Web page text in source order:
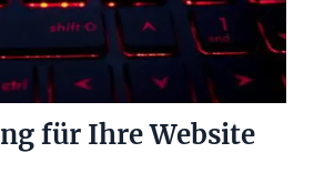
für Ihre Website